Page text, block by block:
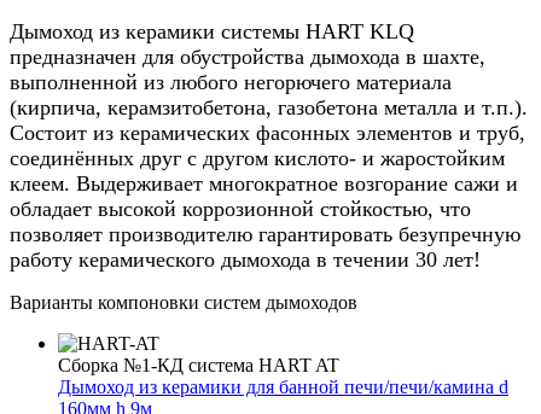
Дымоход из керамики системы HART KLQ
предназначен для обустройства дымохода в шахте,
выполненной из любого негорючего материала
(кирпича, керамзитобетона, газобетона металла и т.п.).
Состоит из керамических фасонных элементов и труб,
соединённых друг с другом кислото- и жаростойким
клеем. Выдерживает многократное возгорание сажи и
обладает высокой коррозионной стойкостью, что
позволяет производителю гарантировать безупречную
работу керамического дымохода в течении 30 лет!
Варианты компоновки систем дымоходов
Сборка №1-КД система HART AT
Дымоход из керамики для банной печи/печи/камина d
160мм h 9м